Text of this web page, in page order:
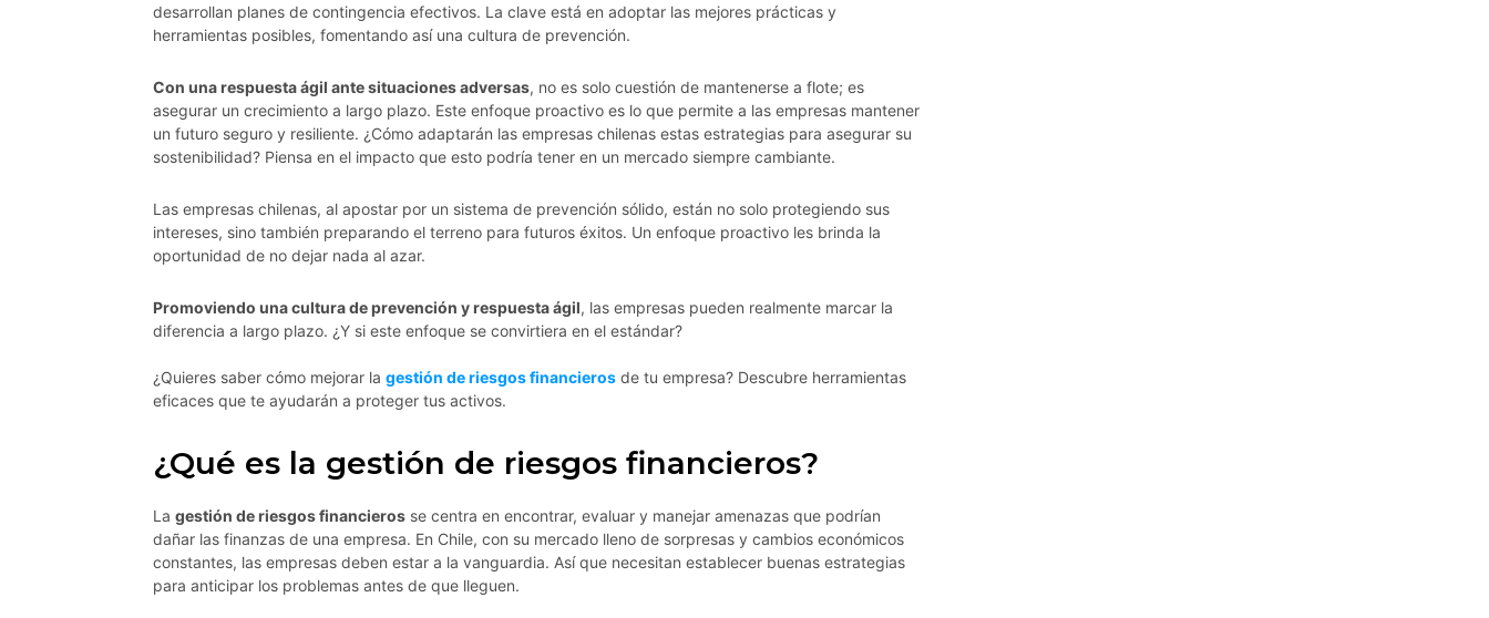
desarrollan planes de contingencia efectivos. La clave está en adoptar las mejores prácticas y
herramientas posibles, fomentando así una cultura de prevención.
Con una respuesta ágil ante situaciones adversas, no es solo cuestión de mantenerse a flote; es
asegurar un crecimiento a largo plazo. Este enfoque proactivo es lo que permite a las empresas mantener
un futuro seguro y resiliente. ¿Cómo adaptarán las empresas chilenas estas estrategias para asegurar su
sostenibilidad? Piensa en el impacto que esto podría tener en un mercado siempre cambiante.
Las empresas chilenas, al apostar por un sistema de prevención sólido, están no solo protegiendo sus
intereses, sino también preparando el terreno para futuros éxitos. Un enfoque proactivo les brinda la
oportunidad de no dejar nada al azar.
Promoviendo una cultura de prevención y respuesta ágil, las empresas pueden realmente marcar la
diferencia a largo plazo. ¿Y si este enfoque se convirtiera en el estándar?
¿Quieres saber cómo mejorar la gestión de riesgos financieros de tu empresa? Descubre herramientas
eficaces que te ayudarán a proteger tus activos.
¿Qué es la gestión de riesgos financieros?
La gestión de riesgos financieros se centra en encontrar, evaluar y manejar amenazas que podrían
dañar las finanzas de una empresa. En Chile, con su mercado lleno de sorpresas y cambios económicos
constantes, las empresas deben estar a la vanguardia. Así que necesitan establecer buenas estrategias
para anticipar los problemas antes de que lleguen.